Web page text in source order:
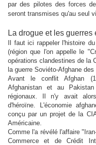
par des pilotes des forces
seront transmises qu'au seul
La drogue et les guerres
Il faut ici rappeler l'histoire
(région que l'on appelle le
opérations clandestines de la
la guerre Soviéto-Afghane
Avant le conflit Afghan
Afghanistan et au
régionaux. Il n'y avait
d'héroïne.
L'économie
conçu par un projet de la
Américaine.
Comme l'a révélé l'affaire
Commerce et de Crédit